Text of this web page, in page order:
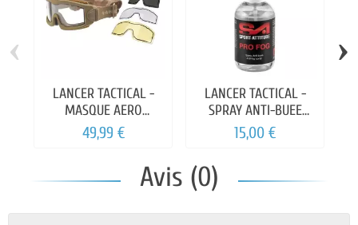
LANCER TACTICAL -
MASQUE AERO
PROTECTION 3VERRES
49,99 €
LANCER TACTICAL -
SPRAY ANTI-BUEE
100ML
15,00 €
‹ ›
Avis (0)